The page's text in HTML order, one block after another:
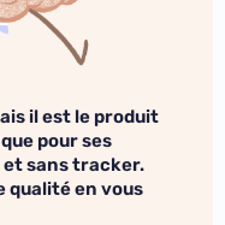
il est le produit
pour ses
et sans tracker.
qualité en vous